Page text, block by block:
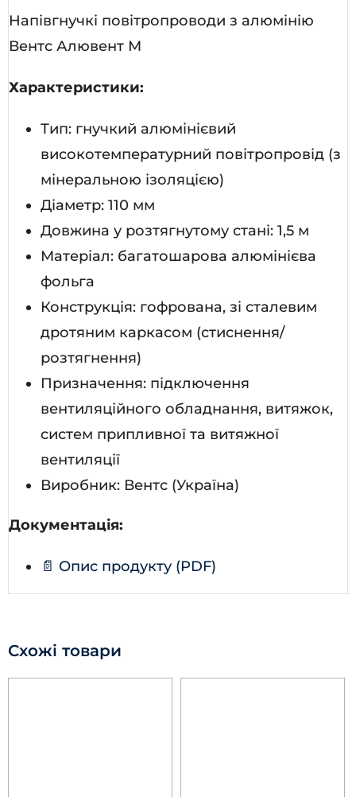
Напівгнучкі повітропроводи з алюмінію
Вентс Алювент М
Характеристики:
Тип: гнучкий алюмінієвий
високотемпературний повітропровід (з
мінеральною ізоляцією)
Діаметр: 110 мм
Довжина у розтягнутому стані: 1,5 м
Матеріал: багатошарова алюмінієва
фольга
Конструкція: гофрована, зі сталевим
дротяним каркасом (стиснення/
розтягнення)
Призначення: підключення
вентиляційного обладнання, витяжок,
систем припливної та витяжної
вентиляції
Виробник: Вентс (Україна)
Документація:
📄 Опис продукту (PDF)
Схожі товари